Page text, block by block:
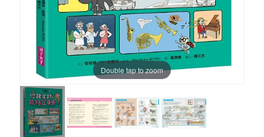
Double tap to zoom